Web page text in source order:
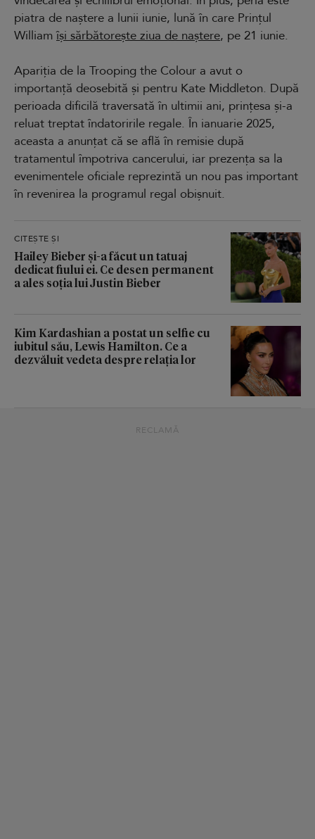
piatra de naștere a lunii iunie, lună în care Prințul
William își sărbătorește ziua de naștere, pe 21 iunie.
Apariția de la Trooping the Colour a avut o
importanță deosebită și pentru Kate Middleton. După
perioada dificilă traversată în ultimii ani, prințesa și-a
reluat treptat îndatoririle regale. În ianuarie 2025,
aceasta a anunțat că se află în remisie după
tratamentul împotriva cancerului, iar prezența sa la
evenimentele oficiale reprezintă un nou pas important
în revenirea la programul regal obișnuit.
CITEȘTE ȘI
Hailey Bieber și-a făcut un tatuaj
dedicat fiului ei. Ce desen permanent
a ales soția lui Justin Bieber
Kim Kardashian a postat un selfie cu
iubitul său, Lewis Hamilton. Ce a
dezvăluit vedeta despre relația lor
RECLAMĂ